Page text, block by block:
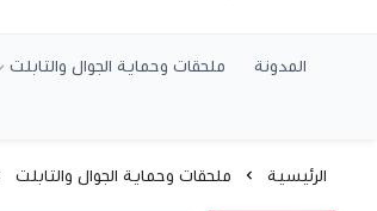
المدونة ملحقات وحماية الجوال والتابلت
الرئيسية ملحقات وحماية الجوال والتابلت